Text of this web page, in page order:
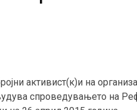
активист(к)и на
спроведувањето на